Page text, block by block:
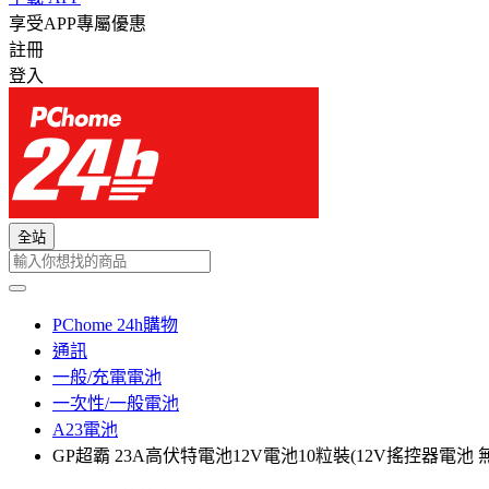
享受APP專屬優惠
註冊
登入
全站
PChome 24h購物
通訊
一般/充電電池
一次性/一般電池
A23電池
GP超霸 23A高伏特電池12V電池10粒裝(12V搖控器電池